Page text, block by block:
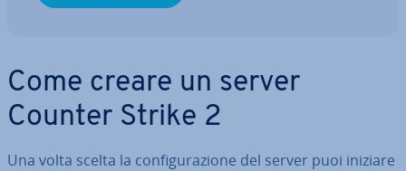
Come creare un server
Counter Strike 2
Una volta scelta la con­fi­gu­ra­zio­ne del server puoi iniziare